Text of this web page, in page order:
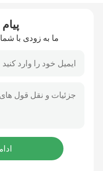
ما به زودی با